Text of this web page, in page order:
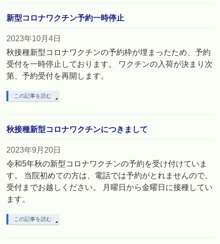
新型コロナワクチン予約一時停止
2023年10月4日
秋接種新型コロナワクチンの予約枠が埋まったため、予約
受付を一時停止しております。 ワクチンの入荷が決まり次
第、予約受付を再開します。
この記事を読む
秋接種新型コロナワクチンにつきまして
2023年9月20日
令和5年秋の新型コロナワクチンの予約を受け付けていま
す。 当院初めての方は、電話では予約がとれませんので、
受付までお越しください。 月曜日から金曜日に接種してい
ます。
この記事を読む